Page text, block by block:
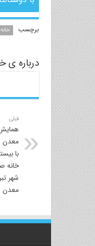
برچسب
درباره
قبلی
معدن
با
خانه
شهر
معدن